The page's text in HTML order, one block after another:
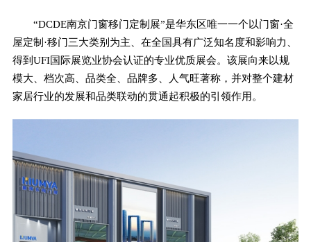
“DCDE南京门窗移门定制展”是华东区唯一一个以门窗·全
屋定制·移门三大类别为主、在全国具有广泛知名度和影响力、
得到UFI国际展览业协会认证的专业优质展会。该展向来以规
模大、档次高、品类全、品牌多、人气旺著称，并对整个建材
家居行业的发展和品类联动的贯通起积极的引领作用。